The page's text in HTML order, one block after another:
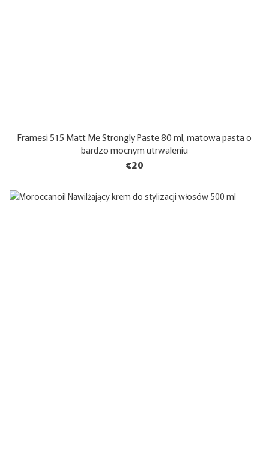
Framesi 515 Matt Me Strongly Paste 80 ml, matowa pasta o
bardzo mocnym utrwaleniu
€20